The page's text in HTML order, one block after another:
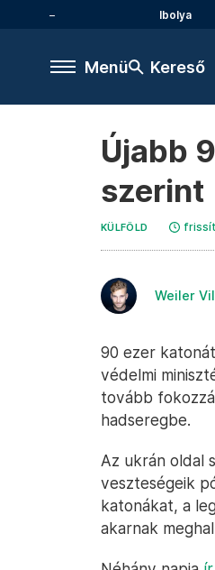
Ibolya
Menü Kereső
Újabb
szerint
KÜLFÖLD
Weiler
90 ezer
védelmi
tovább
hadseregbe.
Az ukrán oldal
veszteségeik
katonákat, a
akarnak